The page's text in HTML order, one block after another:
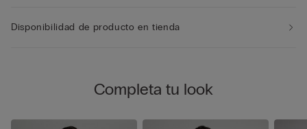
Disponibilidad de producto en tienda
Completa tu look